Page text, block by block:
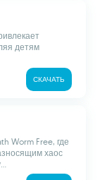
детям
СКАЧАТЬ
Worm Free, где
хаос